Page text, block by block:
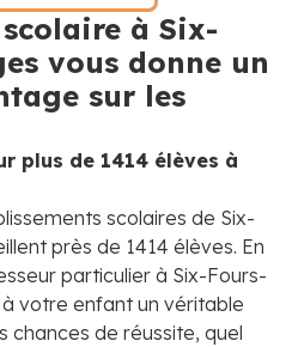
à Six-
vous donne un
sur les
plus de 1414 élèves à
scolaires de Six-
près de 1414 élèves. En
particulier à Six-Fours-
votre enfant un véritable
chances de réussite, quel